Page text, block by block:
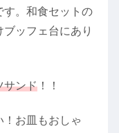
す。和食セットの
ッフェ台にあり
サンド ！！
お皿もおしゃ